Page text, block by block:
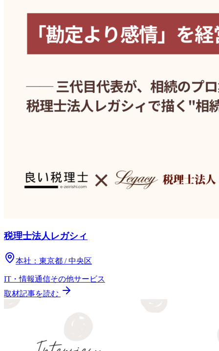
税理士法人レガシィ
本社： 東京都 / 中央区
IT・情報通信その他サービス
取材記事を読む